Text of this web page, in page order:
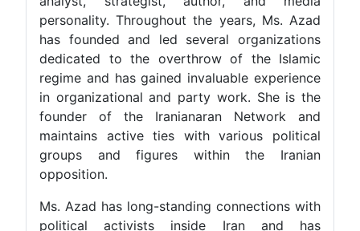
personality. Throughout the years, Ms. Azad
has founded and led several organizations
dedicated to the overthrow of the Islamic
regime and has gained invaluable experience
in organizational and party work. She is the
founder of the Iranianaran Network and
maintains active ties with various political
groups and figures within the Iranian
opposition.
Ms. Azad has long-standing connections with
political activists inside Iran and has